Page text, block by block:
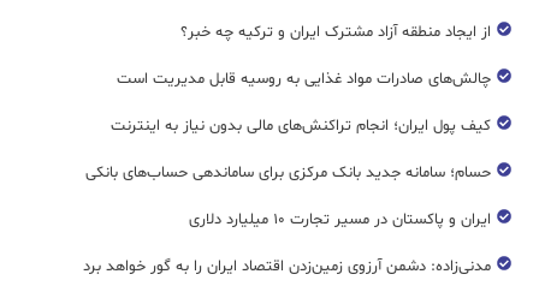
از ایجاد منطقه آزاد مشترک ایران و ترکیه چه خبر؟
چالش‌های صادرات مواد غذایی به روسیه قابل مدیریت است
کیف پول ایران؛ انجام تراکنش‌های مالی بدون نیاز به اینترنت
حسام؛ سامانه جدید بانک مرکزی برای ساماندهی حساب‌های بانکی
ایران و پاکستان در مسیر تجارت ۱۰ میلیارد دلاری
مدنی‌زاده: دشمن آرزوی زمین‌زدن اقتصاد ایران را به گور خواهد برد